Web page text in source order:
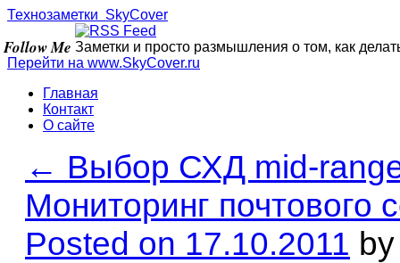
Технозаметки SkyCover
Follow Me Заметки и просто размышления о том, как
Перейти на www.SkyCover.ru
Главная
Контакт
О сайте
← Выбор СХД mid-
Мониторинг
Posted on 17.10.2011 by